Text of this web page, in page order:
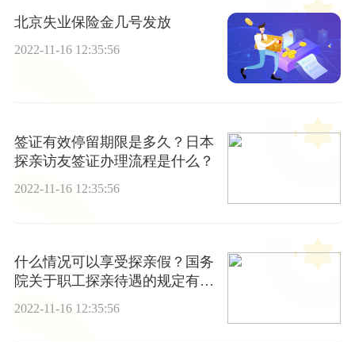
北京失业保险金几号发放
2022-11-16 12:35:56
签证有效停留期限是多久？日本
探亲访友签证办理流程是什么？
2022-11-16 12:35:56
什么情况可以享受探亲假？国务
院关于职工探亲待遇的规定有哪
些？
2022-11-16 12:35:56